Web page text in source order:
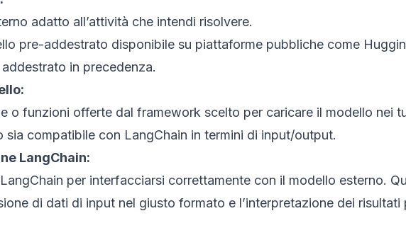
adatto all’attività che intendi risolvere.
pre-addestrato disponibile su piattaforme pubbliche come
in precedenza.
o funzioni offerte dal framework scelto per caricare il modello nei
sia compatibile con LangChain in termini di input/output.
LangChain:
per interfacciarsi correttamente con il modello esterno.
di dati di input nel giusto formato e l’interpretazione dei